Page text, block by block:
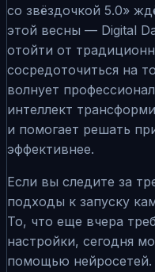
со звёздочкой 5.0»
этой весны — Digital
отойти от
сосредоточиться на
волнует
интеллект
и помогает решать
эффективнее.
Если вы следите за
подходы к запуску
То, что еще вчера
настройки, сегодня
помощью